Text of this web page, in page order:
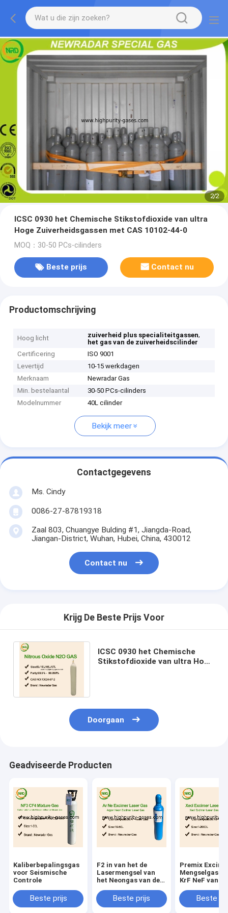
2/2
ICSC 0930 het Chemische Stikstofdioxide van ultra
Hoge Zuiverheidsgassen met CAS 10102-44-0
MOQ：30-50 PCs-cilinders
Beste prijs Contact nu
Productomschrijving
Hoog licht zuiverheid plus specialiteitgassen,
het gas van de zuiverheidscilinder
Certificering
ISO 9001
Levertijd
10-15 werkdagen
Merknaam
Newradar Gas
Min. bestelaantal
30-50 PCs-cilinders
Modelnummer
40L cilinder
Bekijk meer
Contactgegevens
Ms. Cindy
0086-27-87819318
Zaal 803, Chuangye Bulding #1, Jiangda-Road,
Jiangan-District, Wuhan, Hubei, China, 430012
Contact nu
Krijg De Beste Prijs Voor
ICSC 0930 het Chemische
Stikstofdioxide van ultra Hoge
Doorgaan
Geadviseerde Producten
Kaliberbepalingsgas
voor Seismische
Controle
Beste prijs
F2 in van het de
Lasermengsel van
het Neongas van de
cilindergas
Beste prijs
Premix
Mengselgas
KrF NeF van
Beste